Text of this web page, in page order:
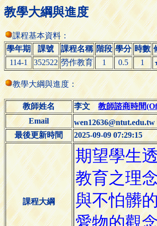
教學大綱與進度
課程基本資料：
學年期
課號 課程名稱 階段 學分 時數
114-1
352522 勞作教育 1 0.5 1
教學大綱與進度：
教師姓名 李文教師諮商時間
Email
wen12636@ntut.edu.tw
最後更新時間
2025-09-09 07:29:15
課程大綱